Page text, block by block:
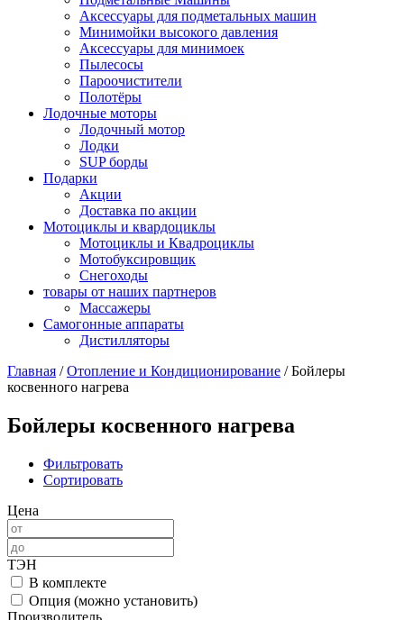
Аксессуары для подметальных машин
Минимойки высокого давления
Аксессуары для минимоек
Пылесосы
Пароочистители
Полотёры
Лодочные моторы
Лодочный мотор
Лодки
SUP борды
Подарки
Акции
Доставка по акции
Мотоциклы и квардоциклы
Мотоциклы и Квадроциклы
Мотобуксировщик
Снегоходы
товары от наших партнеров
Массажеры
Самогонные аппараты
Дистилляторы
Главная /Отопление и Кондиционирование /Бойлеры
косвенного нагрева
Бойлеры косвенного нагрева
Фильтровать
Сортировать
Цена
ТЭН
В комплекте
Опция (можно установить)